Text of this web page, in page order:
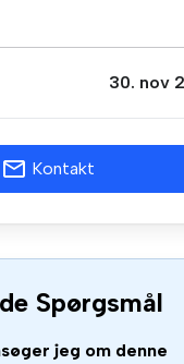
30. nov
Kontakt
Spørgsmål
jeg om denne